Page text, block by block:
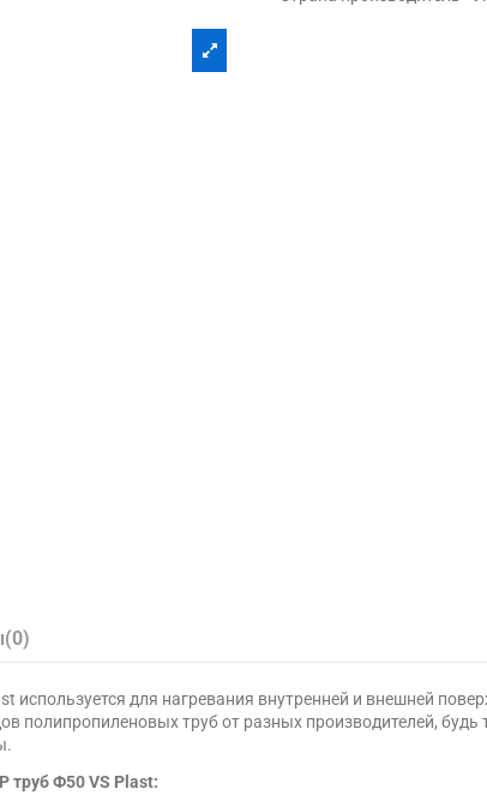
(0)
используется для нагревания внутренней и внешней
полипропиленовых труб от разных производителей,
труб Ф50 VS Plast: